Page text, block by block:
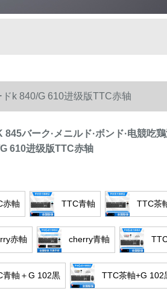
ドk 840/G 610进级版TTC赤轴
845バーク·メニルド·ボンド·电競吃
610进级版TTC赤轴
赤軸 TTC青軸 TTC茶
赤軸 cherry青軸
青軸＋G 102黒 TTC茶軸+G 102